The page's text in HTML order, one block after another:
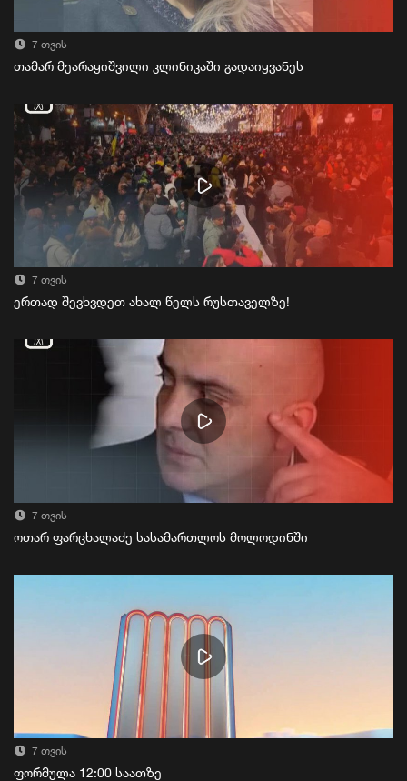
7 თვის
თამარ მეარაყიშვილი კლინიკაში გადაიყვანეს
7 თვის
ერთად შევხვდეთ ახალ წელს რუსთაველზე!
7 თვის
ოთარ ფარცხალაძე სასამართლოს მოლოდინში
7 თვის
ფორმულა 12:00 საათზე